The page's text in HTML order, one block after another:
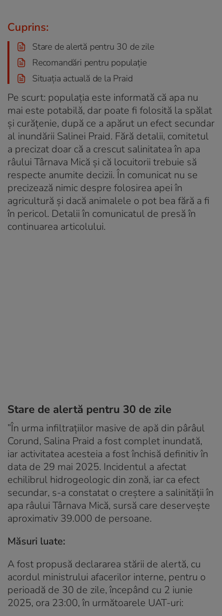
Cuprins:
Stare de alertă pentru 30 de zile
Recomandări pentru populație
Situația actuală de la Praid
Pe scurt: populația este informată că apa nu
mai este potabilă, dar poate fi folosită la spălat
și curățenie, după ce a apărut un efect secundar
al inundării Salinei Praid. Fără detalii, comitetul
a precizat doar că a crescut salinitatea în apa
râului Târnava Mică și că locuitorii trebuie să
respecte anumite decizii. În comunicat nu se
precizează nimic despre folosirea apei în
agricultură și dacă animalele o pot bea fără a fi
în pericol. Detalii în comunicatul de presă în
continuarea articolului.
Stare de alertă pentru 30 de zile
”În urma infiltrațiilor masive de apă din pârâul
Corund, Salina Praid a fost complet inundată,
iar activitatea acesteia a fost închisă definitiv în
data de 29 mai 2025. Incidentul a afectat
echilibrul hidrogeologic din zonă, iar ca efect
secundar, s-a constatat o creștere a salinității în
apa râului Târnava Mică, sursă care deservește
aproximativ 39.000 de persoane.
Măsuri luate:
A fost propusă declararea stării de alertă, cu
acordul ministrului afacerilor interne, pentru o
perioadă de 30 de zile, începând cu 2 iunie
2025, ora 23:00, în următoarele UAT-uri: